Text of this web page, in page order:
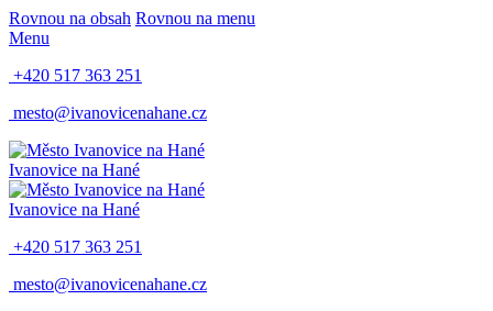
Rovnou na obsah Rovnou na menu
Menu
+420 517 363 251
mesto@ivanovicenahane.cz
Ivanovice na Hané
Ivanovice na Hané
+420 517 363 251
mesto@ivanovicenahane.cz